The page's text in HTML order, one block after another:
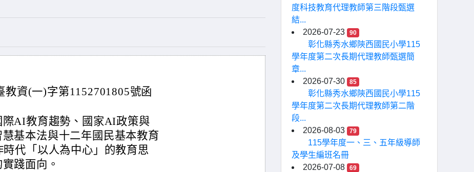
資(一)字第1152701805號函
AI教育趨勢、國家AI政策與
基本法與十二年國民基本教育
代「以人為中心」的教育思
踐面向。
度科技教育代理教師第三階段甄選
結...
2026-07-23
90
彰化縣秀水鄉陝西國民小學115
學年度第二次長期代理教師甄選簡
章...
2026-07-30
85
彰化縣秀水鄉陝西國民小學115
學年度第二次長期代理教師第二階
段...
2026-08-03
79
115學年度一、三、五年級導師
及學生編班名冊
2026-07-08
69